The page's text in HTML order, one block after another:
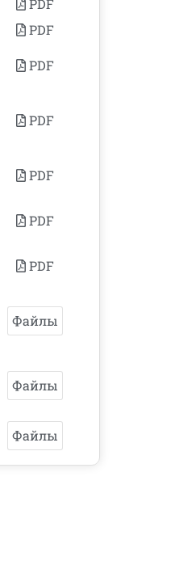
PDF
PDF
PDF
PDF
PDF
PDF
PDF
Файлы
Файлы
Файлы